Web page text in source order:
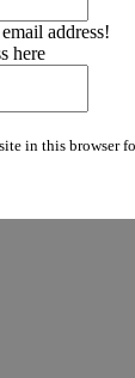
address!
here
in this browser